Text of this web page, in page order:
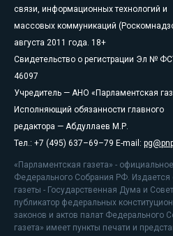
связи, информационных технологий и
массовых коммуникаций
августа 2011 года. 18+
Свидетельство о регистрации Эл №
46097
Учредитель — АНО «Парламентская
Исполняющий обязанности главного
редактора — Абдуллаев М.Р.
Тел.: +7 (495) 637–69–79 E-mail:
«Парламентская газета» -
Федерального Собрания РФ. Издается
газеты - Государственная Дума и
публикатор федеральных
законов и актов палат Федерального
газета» имеет пункты печати и